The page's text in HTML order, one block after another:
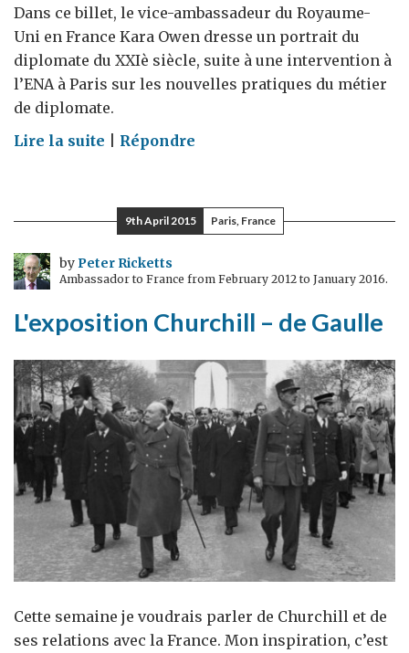
Dans ce billet, le vice-ambassadeur du Royaume-
Uni en France Kara Owen dresse un portrait du
diplomate du XXIè siècle, suite à une intervention à
l’ENA à Paris sur les nouvelles pratiques du métier
de diplomate.
Lire la suite on
le
diplomate
moderne
?
Répondre
9th April 2015 Paris, France
byPeter Ricketts
Ambassador to France from February 2012 to January 2016.
L'exposition Churchill – de Gaulle
Cette semaine je voudrais parler de Churchill et de
ses relations avec la France. Mon inspiration, c’est